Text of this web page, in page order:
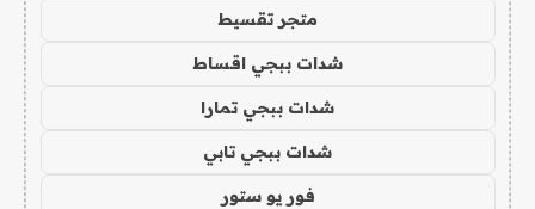
متجر تقسيط
شدات ببجي اقساط
شدات ببجي تمارا
شدات ببجي تابي
فور يو ستور